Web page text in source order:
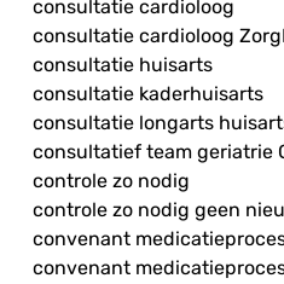
consultatie cardioloog
consultatie cardioloog
consultatie huisarts
consultatie kaderhuisarts
consultatie longarts
consultatief team geriatrie
controle zo nodig
controle zo nodig geen
convenant
convenant